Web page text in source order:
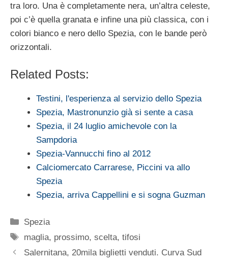
tra loro. Una è completamente nera, un’altra celeste,
poi c’è quella granata e infine una più classica, con i
colori bianco e nero dello Spezia, con le bande però
orizzontali.
Related Posts:
Testini, l'esperienza al servizio dello Spezia
Spezia, Mastronunzio già si sente a casa
Spezia, il 24 luglio amichevole con la
Sampdoria
Spezia-Vannucchi fino al 2012
Calciomercato Carrarese, Piccini va allo
Spezia
Spezia, arriva Cappellini e si sogna Guzman
Categorie
Spezia
Tag
maglia, prossimo,scelta,tifosi
Salernitana, 20mila biglietti venduti. Curva Sud